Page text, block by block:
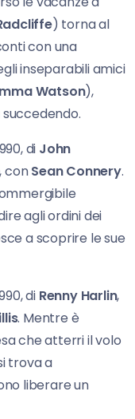
) torna al
con una
inseparabili amici
Watson),
di John
, conSean Connery.
agli ordini dei
a scoprire le sue
di Renny Harlin,
. Mentre è
che atterri il volo
trova a
liberare un